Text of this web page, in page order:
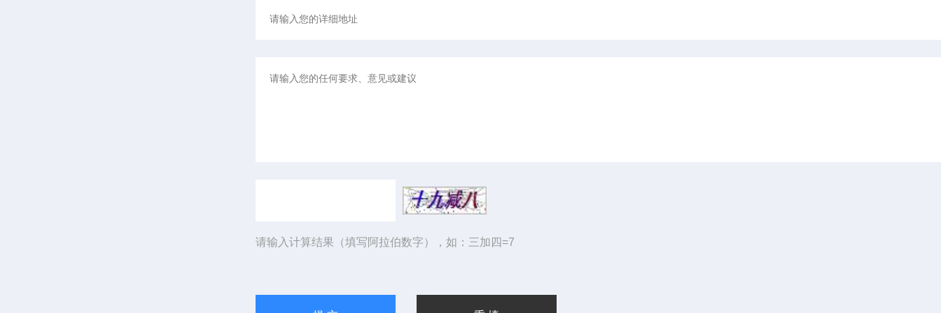
请输入计算结果（填写阿拉伯数字），如：三加四=7